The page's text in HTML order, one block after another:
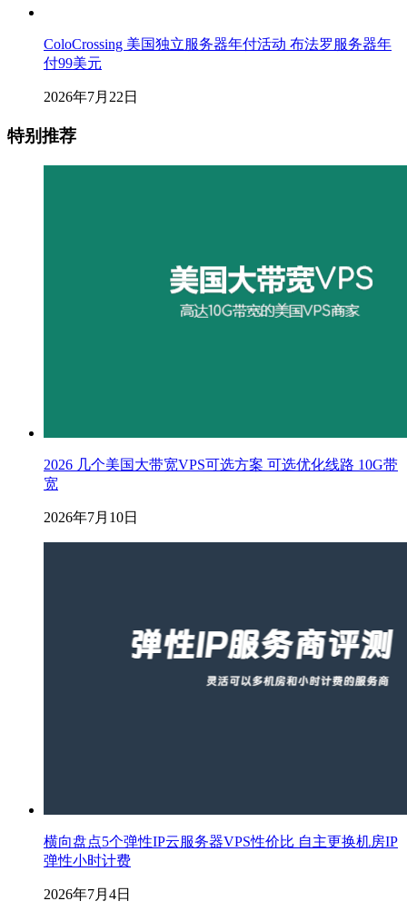
ColoCrossing 美国独立服务器年付活动 布法罗服务器年
付99美元
2026年7月22日
特别推荐
2026 几个美国大带宽VPS可选方案 可选优化线路 10G带
宽
2026年7月10日
横向盘点5个弹性IP云服务器VPS性价比 自主更换机房IP
弹性小时计费
2026年7月4日